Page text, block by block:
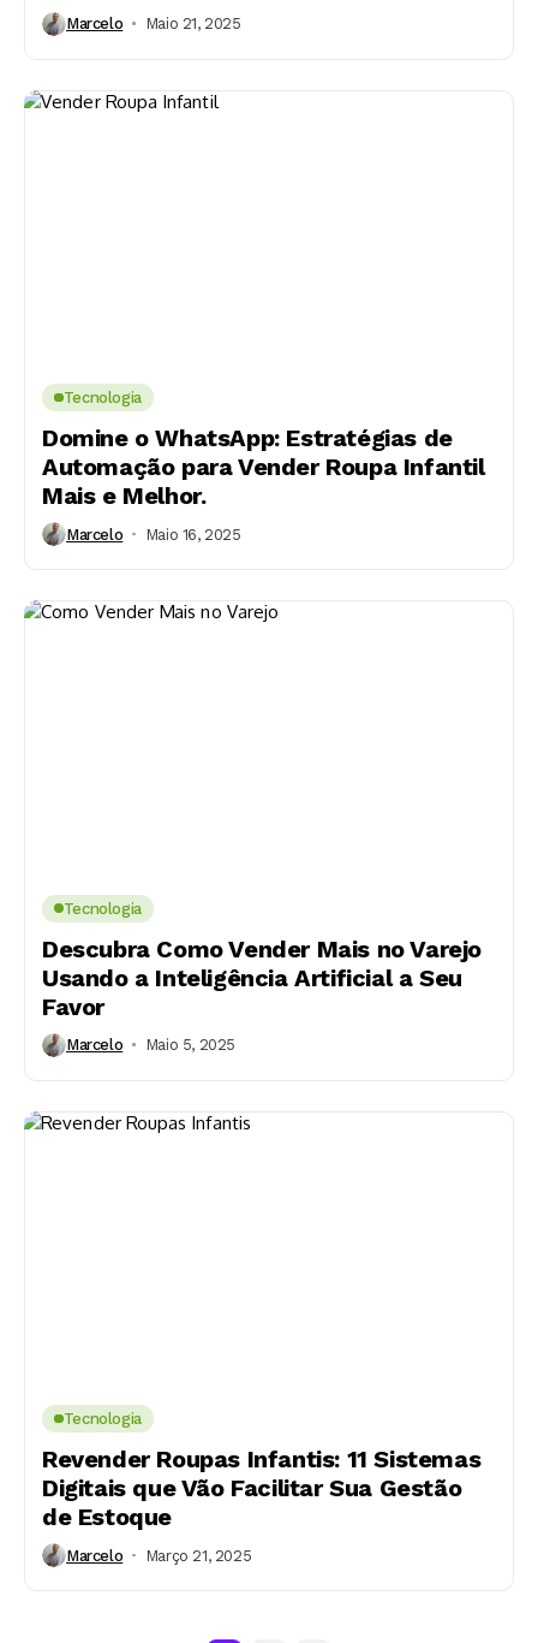
Marcelo Maio 21, 2025
Tecnologia
Domine o WhatsApp: Estratégias de
Automação para Vender Roupa Infantil
Mais e Melhor.
Marcelo Maio 16, 2025
Tecnologia
Descubra Como Vender Mais no Varejo
Usando a Inteligência Artificial a Seu
Favor
Marcelo Maio 5, 2025
Tecnologia
Revender Roupas Infantis: 11 Sistemas
Digitais que Vão Facilitar Sua Gestão
de Estoque
Marcelo Março 21, 2025